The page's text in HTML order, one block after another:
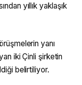
yıllık yaklaşık
yanı
iki Çinli şirketin
belirtiliyor.